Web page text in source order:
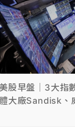
美股早盤｜3大指
體大廠Sandisk、